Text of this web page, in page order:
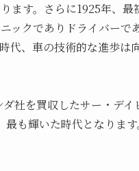
す。さらに1925年、
クでありドライバー
、車の技術的な進歩
社を買収したサー・デ
最も輝いた時代となりま